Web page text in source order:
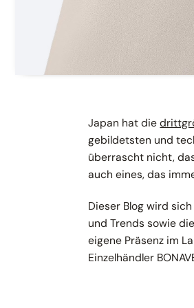
Japan hat die
gebildetsten und
überrascht nicht,
auch eines, das
Dieser Blog wird
und Trends sowie
eigene Präsenz im
Einzelhändler